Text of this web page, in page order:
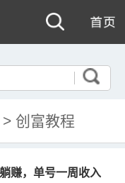
> 创富教程
赚，单号一周收入